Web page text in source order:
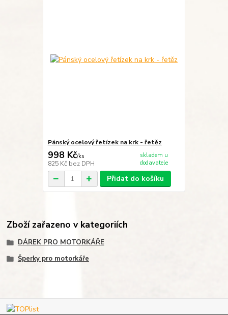
Pánský ocelový řetízek na krk - řetěz
998 Kč/ks
825 Kč bez DPH
skladem u
dodavatele
Přidat do košíku
Zboží zařazeno v kategoriích
DÁREK PRO MOTORKÁŘE
Šperky pro motorkáře